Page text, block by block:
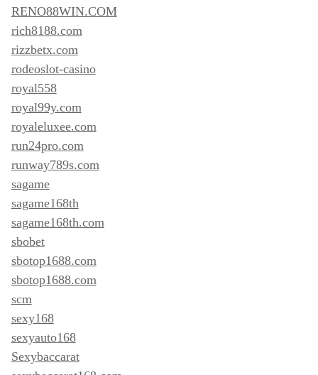
RENO88WIN.COM
rich8188.com
rizzbetx.com
rodeoslot-casino
royal558
royal99y.com
royaleluxee.com
run24pro.com
runway789s.com
sagame
sagame168th
sagame168th.com
sbobet
sbotop1688.com
sbotop1688.com
scm
sexy168
sexyauto168
Sexybaccarat